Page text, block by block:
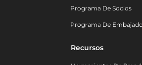
Programa De Socios
Programa De
Recursos